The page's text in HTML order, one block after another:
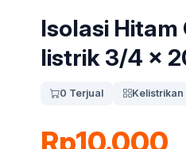
Isolasi Hitam
listrik 3/4 x
0 Terjual Kelistrikan
Rp10.000